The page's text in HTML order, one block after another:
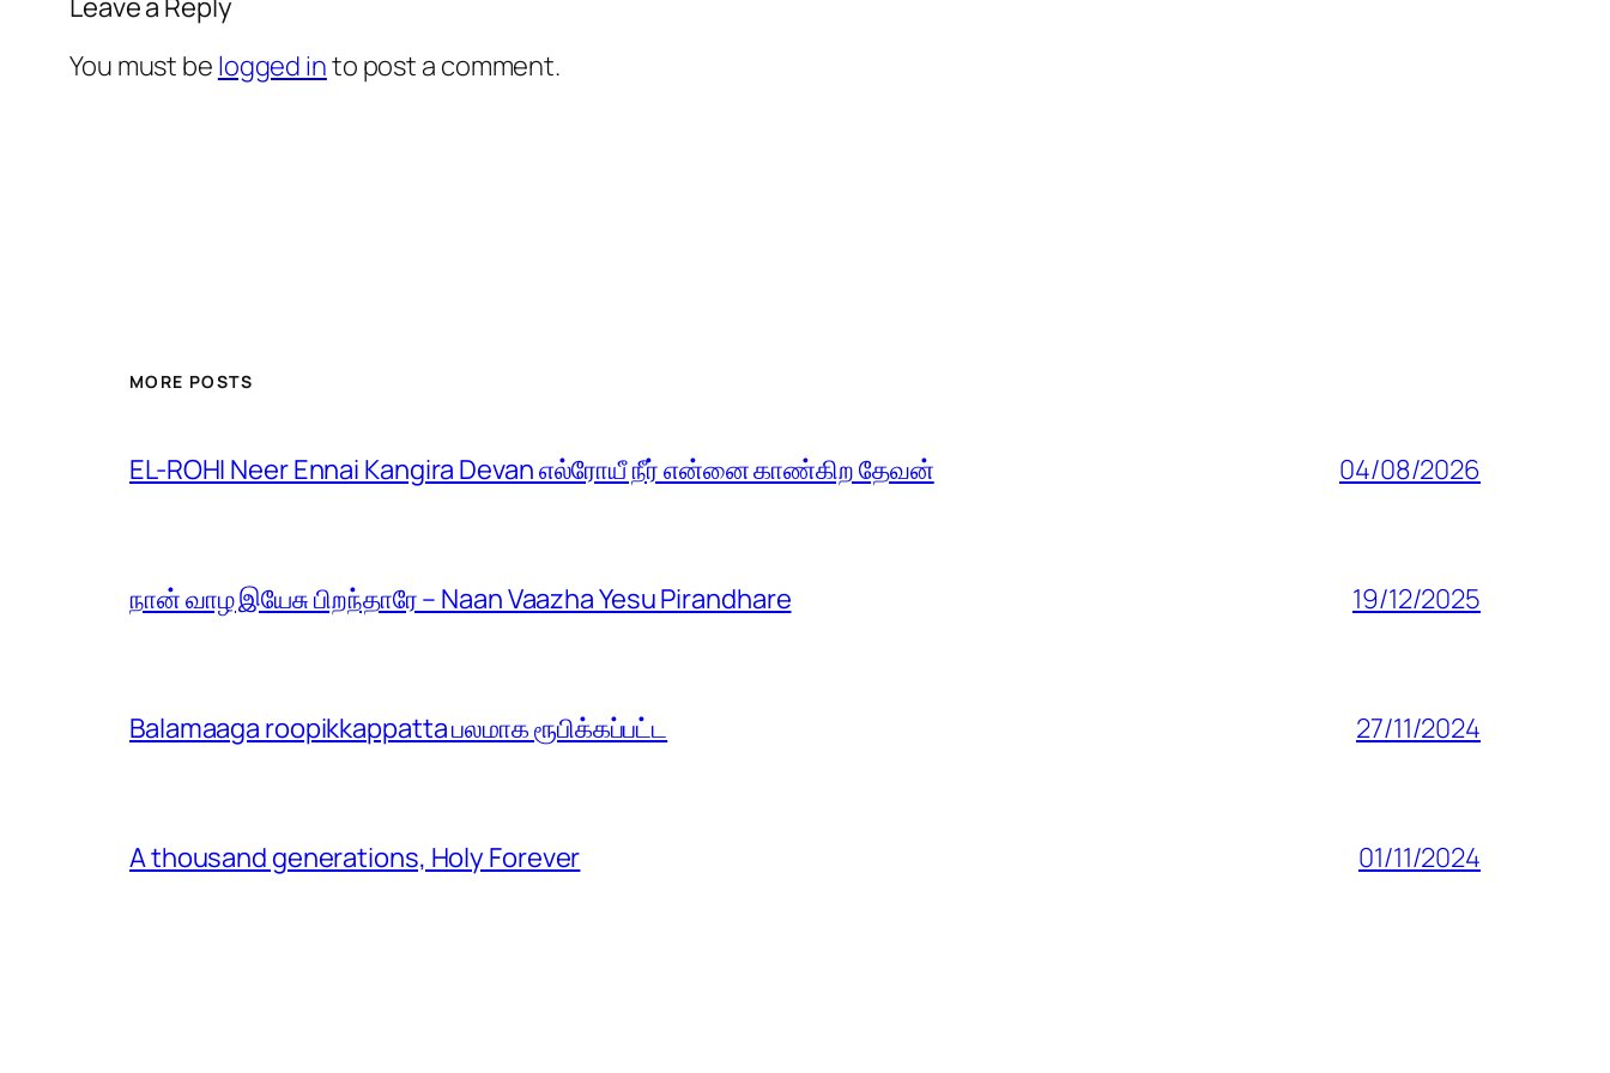
You must be logged into post a comment.
MORE POSTS
EL-ROHI Neer Ennai Kangira Devan எல்ரோயீ நீர் என்னை காண்கிற தேவன் 04/08/2026
நான் வாழ இயேசு பிறந்தாரே – Naan Vaazha Yesu Pirandhare 19/12/2025
Balamaaga roopikkappatta பலமாக ரூபிக்கப்பட்ட 27/11/2024
A thousand generations, Holy Forever 01/11/2024